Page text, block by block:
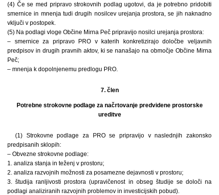
(4) Če se med pripravo strokovnih podlag ugotovi, da je potrebno pridobiti
smernice in mnenja tudi drugih nosilcev urejanja prostora, se jih naknadno
vključi v postopek.
(5) Na podlagi vloge Občine Mirna Peč pripravijo nosilci urejanja prostora:
– smernice za pripravo PRO v katerih konkretizirajo določbe veljavnih
predpisov in drugih pravnih aktov, ki se nanašajo na območje Občine Mirna
Peč;
– mnenja k dopolnjenemu predlogu PRO.
7. člen
Potrebne strokovne podlage za načrtovanje predvidene prostorske
ureditve
(1) Strokovne podlage za PRO se pripravijo v naslednjih zakonsko
predpisanih sklopih:
– Obvezne strokovne podlage:
1. analiza stanja in teženj v prostoru;
2. analiza razvojnih možnosti za posamezne dejavnosti v prostoru;
3. študija ranljivosti prostora (upravičenost in obseg študije se določi na
podlagi analiziranih razvojnih problemov in investicijskih pobud).